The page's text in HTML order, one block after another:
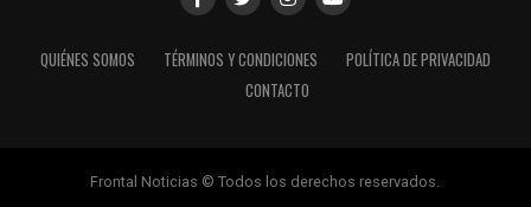
QUIÉNES SOMOS TÉRMINOS Y CONDICIONES
POLÍTICA DE PRIVACIDAD
CONTACTO
Frontal Noticias © Todos los derechos reservados.